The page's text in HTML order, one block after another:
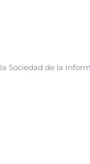
Sociedad de la